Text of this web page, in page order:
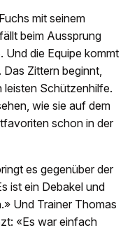
mit seinem
beim Aussprung
Und die Equipe kommt
Zittern beginnt,
Schützenhilfe.
wie sie auf dem
schon in der
es gegenüber der
ist ein Debakel und
Und Trainer Thomas
«Es war einfach